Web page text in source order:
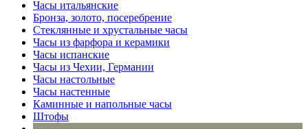
Часы итальянские
Бронза, золото, посеребрение
Стеклянные и хрустальные часы
Часы из фарфора и керамики
Часы испанские
Часы из Чехии, Германии
Часы настольные
Часы настенные
Каминные и напольные часы
Штофы